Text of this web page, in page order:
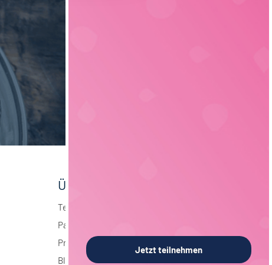
Über foodjobs
Team
Partner
Presse
Blog
Jetzt teilnehmen